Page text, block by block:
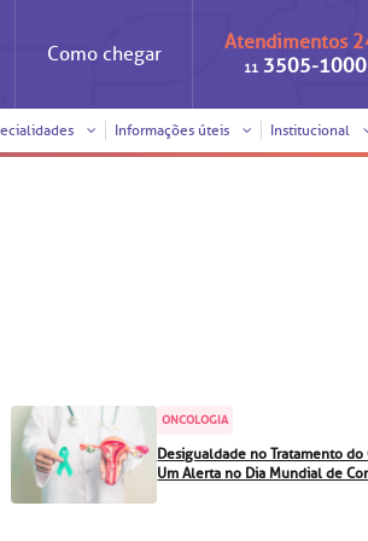
Como chegar Atendimentos
11 3505-1000
Informações úteis Institucional
Voluntariado
Comitê de Bioética
Solicitação de cópia
prontuário médico
ONCOLOGIA
Desigualdade no Tratamento do
Um Alerta no Dia Mundial de